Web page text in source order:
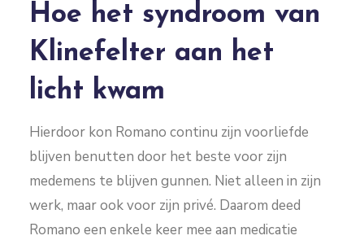
Hoe het syndroom van
Klinefelter aan het
licht kwam
Hierdoor kon Romano continu zijn voorliefde
blijven benutten door het beste voor zijn
medemens te blijven gunnen. Niet alleen in zijn
werk, maar ook voor zijn privé. Daarom deed
Romano een enkele keer mee aan medicatie